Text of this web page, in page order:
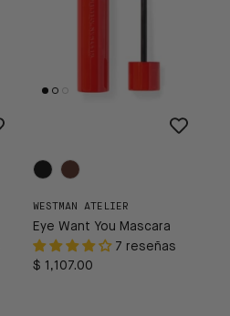
WESTMAN ATELIER
Eye Want You Mascara
7 reseñas
$ 1,107.00